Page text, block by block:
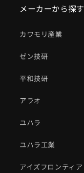
メーカーから探す
カワモリ産業
ゼン技研
平和技研
アラオ
ユハラ
ユハラ工業
アイズフロンティア